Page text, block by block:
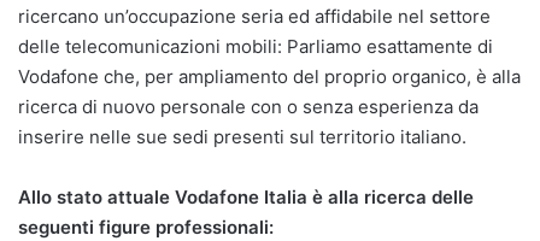
ricercano un’occupazione seria ed affidabile nel settore
delle telecomunicazioni mobili: Parliamo esattamente di
Vodafone che, per ampliamento del proprio organico, è alla
ricerca di nuovo personale con o senza esperienza da
inserire nelle sue sedi presenti sul territorio italiano.
Allo stato attuale Vodafone Italia è alla ricerca delle
seguenti figure professionali: